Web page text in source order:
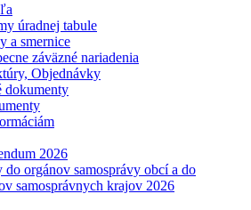
úradnej tabule
a smernice
záväzné nariadenia
Objednávky
dokumenty
2026
orgánov samosprávy obcí a do
samosprávnych krajov 2026